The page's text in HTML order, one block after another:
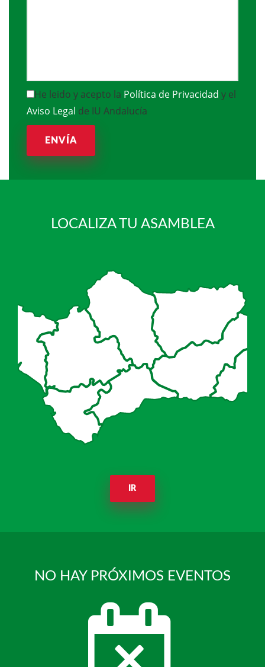
He leido y acepto la Política de Privacidad y el
Aviso Legal de IU Andalucía
ENVÍA
LOCALIZA TU ASAMBLEA
IR
NO HAY PRÓXIMOS EVENTOS